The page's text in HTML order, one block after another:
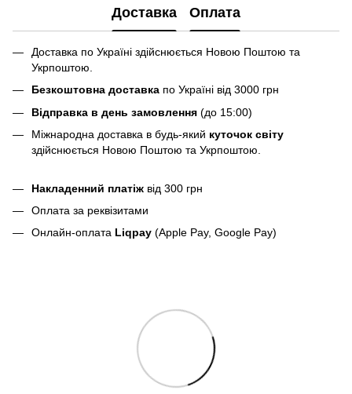
Доставка Оплата
Доставка по Україні здійснюється Новою Поштою та
Укрпоштою.
Безкоштовна доставка по Україні від 3000 грн
Відправка в день замовлення (до 15:00)
Міжнародна доставка в будь-який куточок світу
здійснюється Новою Поштою та Укрпоштою.
Накладенний платіж від 300 грн
Оплата за реквізитами
Онлайн-оплата Liqpay (Apple Pay, Google Pay)